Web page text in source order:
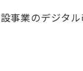
事業のデジタ